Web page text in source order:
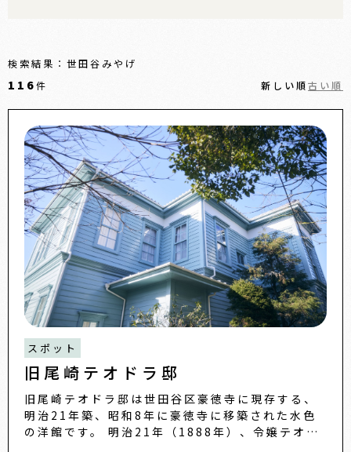
検索結果：世田谷みやげ
116件 新しい順古い順
スポット
旧尾崎テオドラ邸
旧尾崎テオドラ邸は世田谷区豪徳寺に現存する、
明治21年築、昭和8年に豪徳寺に移築された水色
の洋館です。 明治21年（1888年）、令嬢テオド